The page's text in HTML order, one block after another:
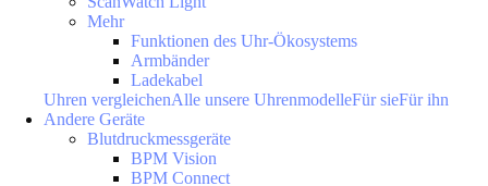
Mehr
Funktionen des Uhr-Ökosystems
Armbänder
Ladekabel
Uhren vergleichenAlle unsere UhrenmodelleFür sieFür ihn
Andere Geräte
Blutdruckmessgeräte
BPM Vision
BPM Connect